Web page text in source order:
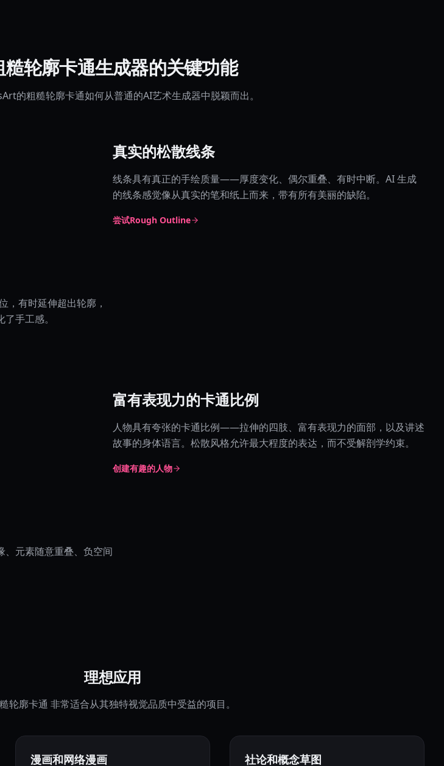
糙轮廓卡通生成器的关键功能
的粗糙轮廓卡通如何从普通的AI艺术生成器中脱颖而出。
真实的松散线条
线条具有真正的手绘质量——厚度变化、偶尔重叠、有时中断。AI 生成
的线条感觉像从真实的笔和纸上而来，带有所有美丽的缺陷。
尝试Rough Outline
有时延伸超出轮廓，
手工感。
富有表现力的卡通比例
人物具有夸张的卡通比例——拉伸的四肢、富有表现力的面部，以及讲述
故事的身体语言。松散风格允许最大程度的表达，而不受解剖学约束。
创建有趣的人物
元素随意重叠、负空间
理想应用
轮廓卡通 非常适合从其独特视觉品质中受益的项目。
漫画和网络漫画 社论和概念草图